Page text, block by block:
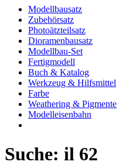
Modellbausatz
Zubehörsatz
Photoätzteilsatz
Dioramenbausatz
Modellbau-Set
Fertigmodell
Buch & Katalog
Werkzeug & Hilfsmittel
Farbe
Weathering & Pigmente
Modelleisenbahn
Suche: il 62